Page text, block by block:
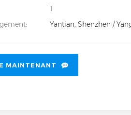
1
Yantian, Shenzhen /
MAINTENANT